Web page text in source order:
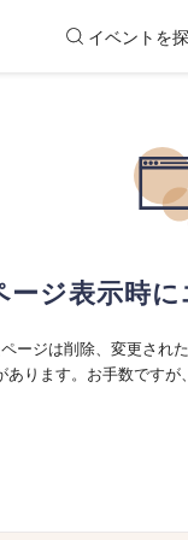
イベントを
ジ表示時に
ージは削除、変更され
あります。お手数ですが